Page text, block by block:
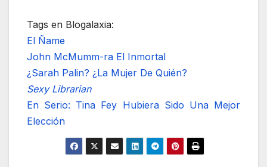
Tags en Blogalaxia:
El Ñame
John McMumm-ra El Inmortal
¿Sarah Palin? ¿La Mujer De Quién?
Sexy Librarian
En Serio: Tina Fey Hubiera Sido Una Mejor
Elección